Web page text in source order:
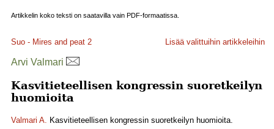
Artikkelin koko teksti on saatavilla vain PDF-formaatissa.
Suo - Mires and peat 2 Lisää valittuihin artikkeleihin
Arvi Valmari
Kasvitieteellisen kongressin suoretkeilyn
huomioita
Valmari A. Kasvitieteellisen kongressin suoretkeilyn huomioita.